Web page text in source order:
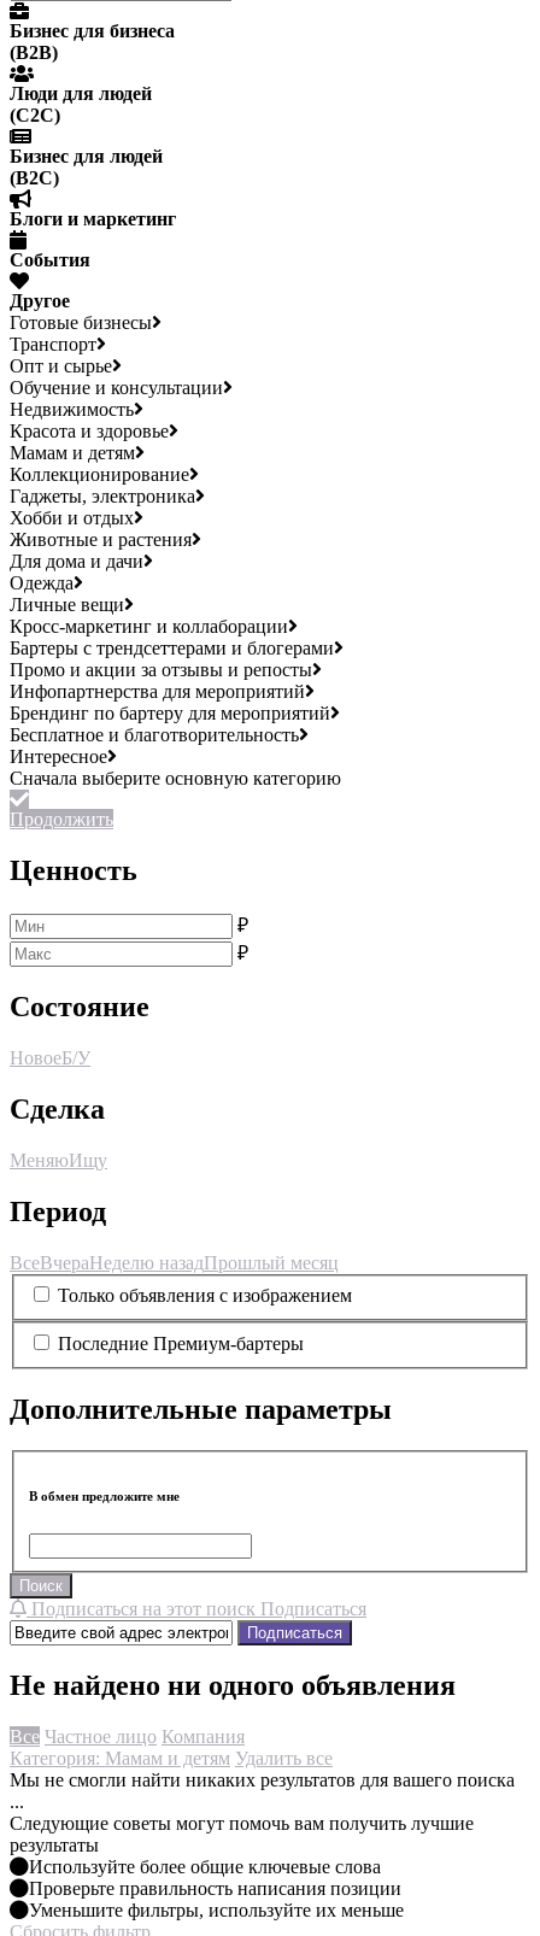
Бизнес для бизнеса
(B2B)
Люди для людей
(С2С)
Бизнес для людей
(B2C)
Блоги и маркетинг
События
Другое
Готовые бизнесы
Транспорт
Опт и сырье
Обучение и консультации
Недвижимость
Красота и здоровье
Мамам и детям
Коллекционирование
Гаджеты, электроника
Хобби и отдых
Животные и растения
Для дома и дачи
Одежда
Личные вещи
Кросс-маркетинг и коллаборации
Бартеры с трендсеттерами и блогерами
Промо и акции за отзывы и репосты
Инфопартнерства для мероприятий
Брендинг по бартеру для мероприятий
Бесплатное и благотворительность
Интересное
Продолжить
Ценность
₽
₽
Состояние
НовоеБ/У
Сделка
МеняюИщу
Период
ВсеВчераНеделю назадПрошлый месяц
Только объявления с изображением
Последние Премиум-бартеры
Дополнительные параметры
В обмен предложите мне
Поиск
Подписаться на этот поиск Подписаться
Подписаться
Не найдено ни одного объявления
Все Частное лицо Компания
Категория: Мамам и детям Удалить все
Мы не смогли найти никаких результатов для вашего поиска
...
Следующие советы могут помочь вам получить лучшие
результаты
Используйте более общие ключевые слова
Проверьте правильность написания позиции
Уменьшите фильтры, используйте их меньше
Сбросить фильтр